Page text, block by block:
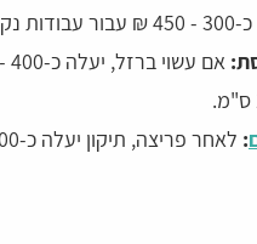
כ-300 - 450 ₪ עבור עבודות נקודתיות.
: לאחר פריצה, תיקון יעלה כ-400 - 600 ₪.